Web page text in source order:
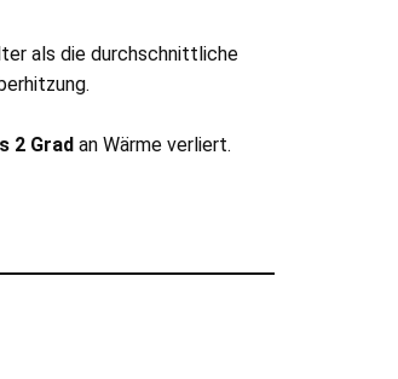
als die durchschnittliche
2 Grad an Wärme verliert.